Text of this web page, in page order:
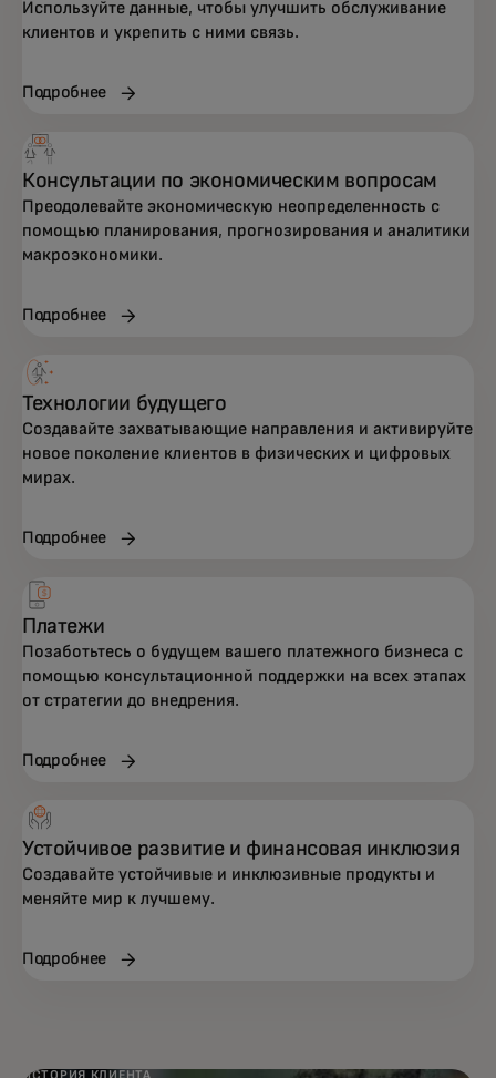
стратегии, данных, технологий и
ускорения роста и повышения
устойчивости.
Используйте данные, чтобы улучшить обслуживание
клиентов и укрепить с ними связь.
Подробнее
Консультации по экономическим вопросам
Преодолевайте экономическую неопределенность с
помощью планирования, прогнозирования и аналитики
макроэкономики.
Подробнее
Технологии будущего
Создавайте захватывающие направления и активируйте
новое поколение клиентов в физических и цифровых
мирах.
Подробнее
Платежи
Позаботьтесь о будущем вашего платежного бизнеса с
помощью консультационной поддержки на всех этапах
от стратегии до внедрения.
Подробнее
Устойчивое развитие и финансовая инклюзия
Создавайте устойчивые и инклюзивные продукты и
меняйте мир к лучшему.
Подробнее